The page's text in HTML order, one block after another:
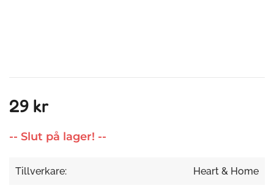
29 kr
-- Slut på lager! --
Tillverkare: Heart & Home